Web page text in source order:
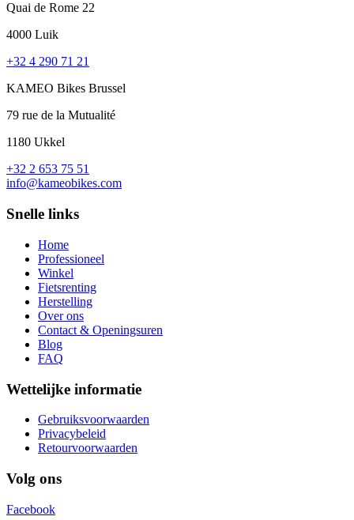
Quai de Rome 22
4000 Luik
+32 4 290 71 21
KAMEO Bikes Brussel
79 rue de la Mutualité
1180 Ukkel
+32 2 653 75 51
info@kameobikes.com
Snelle links
Home
Professioneel
Winkel
Fietsrenting
Herstelling
Over ons
Contact & Openingsuren
Blog
FAQ
Wettelijke informatie
Gebruiksvoorwaarden
Privacybeleid
Retourvoorwaarden
Volg ons
Facebook